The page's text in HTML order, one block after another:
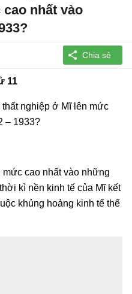
nhất vào
11
nghiệp ở Mĩ lên mức
– 1933?
cao nhất vào những
kì nền kinh tế của Mĩ kết
khủng hoảng kinh tế thế